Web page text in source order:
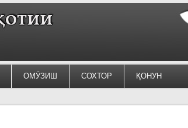
ОМӮЗИШ СОХТОР ҚОНУН